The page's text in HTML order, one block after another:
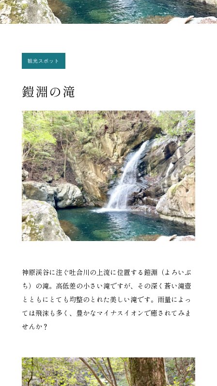
観光スポット
鎧淵の滝
神原渓谷に注ぐ吐合川の上流に位置する鎧淵（よろいぶ
ち）の滝。高低差の小さい滝ですが、その深く蒼い滝壺
とともにとても均整のとれた美しい滝です。雨量によっ
ては飛沫も多く、豊かなマイナスイオンで癒されてみま
せんか？